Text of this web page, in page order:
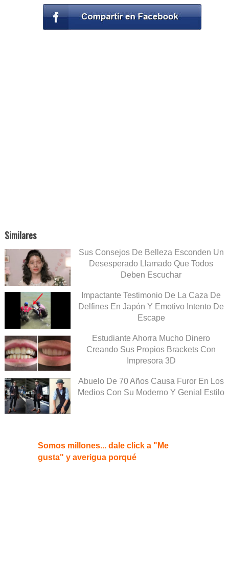
Similares
Sus Consejos De Belleza Esconden Un
Desesperado Llamado Que Todos
Deben Escuchar
Impactante Testimonio De La Caza De
Delfines En Japón Y Emotivo Intento De
Escape
Estudiante Ahorra Mucho Dinero
Creando Sus Propios Brackets Con
Impresora 3D
Abuelo De 70 Años Causa Furor En Los
Medios Con Su Moderno Y Genial Estilo
Somos millones... dale click a "Me
gusta" y averigua porqué